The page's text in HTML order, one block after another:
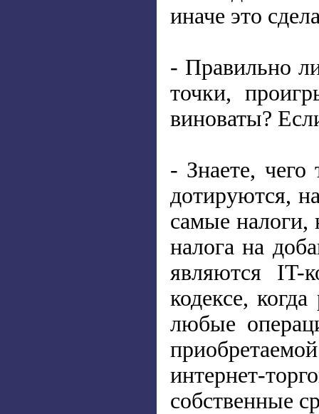
иначе это
- Правильно
точки,
виноваты?
- Знаете,
дотируются,
самые
налога на
являются IT-
кодексе,
любые
интернет-
собственные